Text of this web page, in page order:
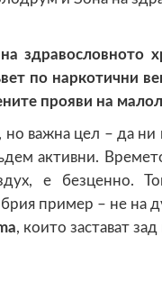
здравословното
по наркотични
прояви на
важна цел – да
активни.
е безценно.
пример – не на
, които застават